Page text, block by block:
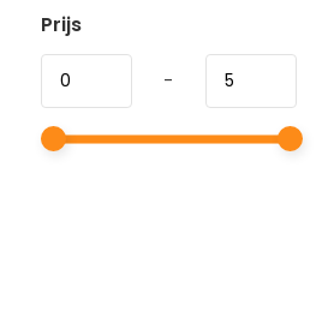
Prijs
-